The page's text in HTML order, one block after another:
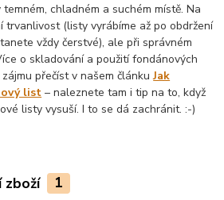
chladném a suchém místě. Na
trvanlivost (listy vyrábíme až po obdržení
vždy čerstvé), ale při správném
o skladování a použití fondánových
přečíst v našem článkuJak
list – naleznete tam i tip na to, když
listy vysuší. I to se dá zachránit. :-)
zboží 1